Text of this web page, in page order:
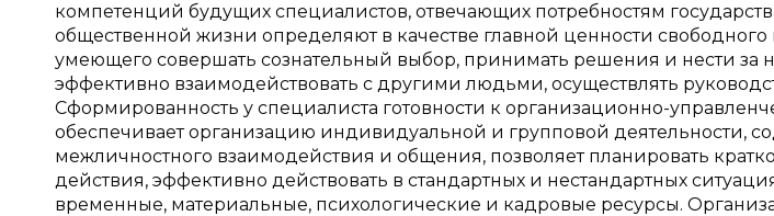
компетенций будущих специалистов, отвечающих потребностям
общественной жизни определяют в качестве главной ценности свободного
умеющего совершать сознательный выбор, принимать решения и нести за
эффективно взаимодействовать с другими людьми, осуществлять
Сформированность у специалиста готовности к организационно-
обеспечивает организацию индивидуальной и групповой деятельности,
межличностного взаимодействия и общения, позволяет планировать
действия, эффективно действовать в стандартных и нестандартных
временные, материальные, психологические и кадровые ресурсы.